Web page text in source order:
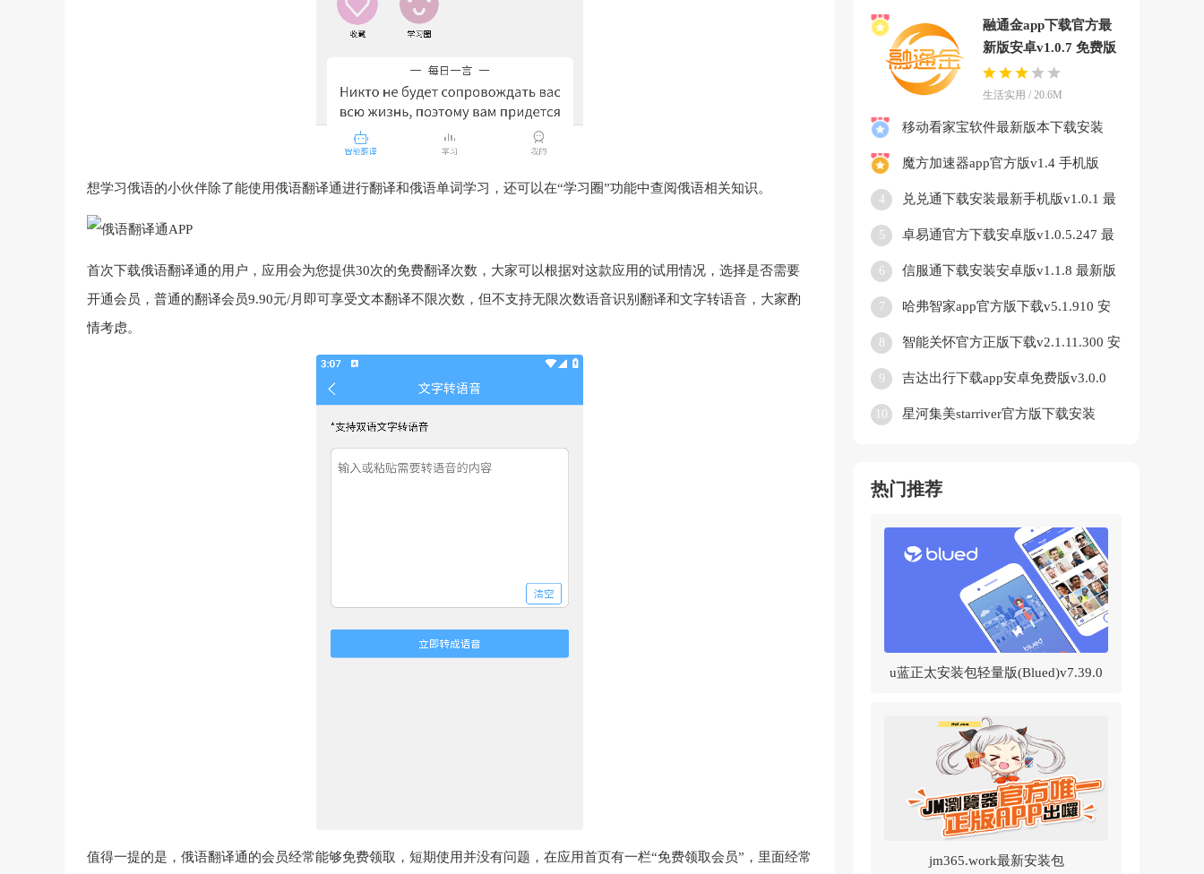
想学习俄语的小伙伴除了能使用俄语翻译通进行翻译和俄语单词学习，还可以在“学习圈”功能中查阅俄语相关知识。
首次下载俄语翻译通的用户，应用会为您提供30次的免费翻译次数，大家可以根据对这款应用的试用情况，选择是否需要
开通会员，普通的翻译会员9.90元/月即可享受文本翻译不限次数，但不支持无限次数语音识别翻译和文字转语音，大家酌
情考虑。
值得一提的是，俄语翻译通的会员经常能够免费领取，短期使用并没有问题，在应用首页有一栏“免费领取会员”，里面经常
融通金app下载官方最
新版安卓v1.0.7 免费版
生活实用 / 20.6M
移动看家宝软件最新版本下载安装
魔方加速器app官方版v1.4 手机版
4
兑兑通下载安装最新手机版v1.0.1 最
5
卓易通官方下载安卓版v1.0.5.247 最
6 信服通下载安装安卓版v1.1.8 最新版
7
哈弗智家app官方版下载v5.1.910 安
8
智能关怀官方正版下载v2.1.11.300 安
9
吉达出行下载app安卓免费版v3.0.0
10
星河集美starriver官方版下载安装
热门推荐
u蓝正太安装包轻量版(Blued)v7.39.0
jm365.work最新安装包